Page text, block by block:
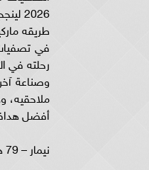
وصناعة
أفضل
نيمار – 79 هدفاً فى 125 مباراة منذ عام 2010